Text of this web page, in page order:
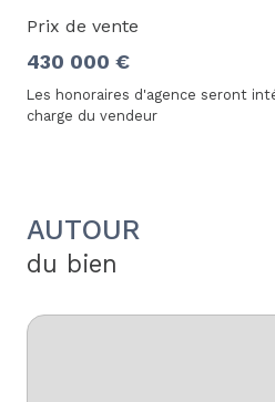
Prix de vente
430 000 €
Les honoraires d'agence seront
charge du vendeur
AUTOUR
du bien